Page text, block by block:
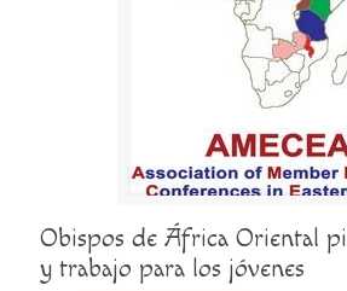
Obispos de África Oriental
y trabajo para los jóvenes